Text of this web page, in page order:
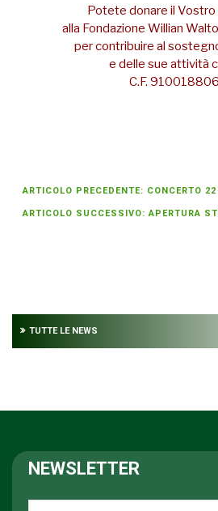
Potete donare il Vostro
alla Fondazione Willian
per contribuire al
e delle sue attività
C.F.
ARTICOLO PRECEDENTE: CONCERTO
ARTICOLO SUCCESSIVO: APERTURA
TUTTE LE NEWS
NEWSLETTER